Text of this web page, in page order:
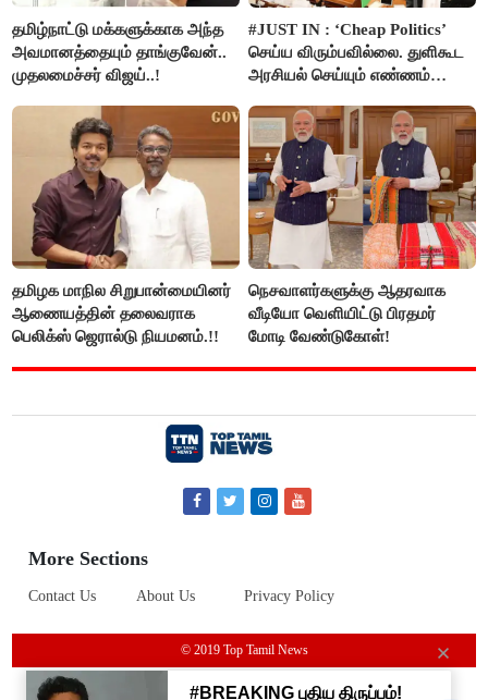
தமிழ்நாட்டு மக்களுக்காக அந்த
அவமானத்தையும் தாங்குவேன்..
முதலமைச்சர் விஜய்..!
#JUST IN : ‘Cheap Politics’
செய்ய விரும்பவில்லை. துளிகூட
அரசியல் செய்யும் எண்ணம்
விஜய் பதில்!
தமிழக மாநில சிறுபான்மையினர்
ஆணையத்தின் தலைவராக
பெலிக்ஸ் ஜெரால்டு நியமனம்.!!
நெசவாளர்களுக்கு ஆதரவாக
வீடியோ வெளியிட்டு பிரதமர்
மோடி வேண்டுகோள்!
More Sections
Contact Us About Us Privacy Policy
© 2019 Top Tamil News